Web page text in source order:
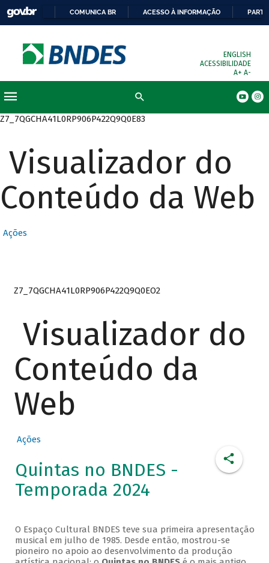
COMUNICA BR ACESSO À INFORMAÇÃO
ENGLISH
ACESSIBILIDADE
A+ A-
Z7_7QGCHA41L0RP906P422Q9Q0E83
Visualizador do
Conteúdo da Web
Ações
Z7_7QGCHA41L0RP906P422Q9Q0EO2
Visualizador do
Conteúdo da
Web
Ações
Quintas no BNDES -
Temporada 2024
O Espaço Cultural BNDES teve sua primeira apresentação
musical em julho de 1985. Desde então, mostrou-se
pioneiro no apoio ao desenvolvimento da produção